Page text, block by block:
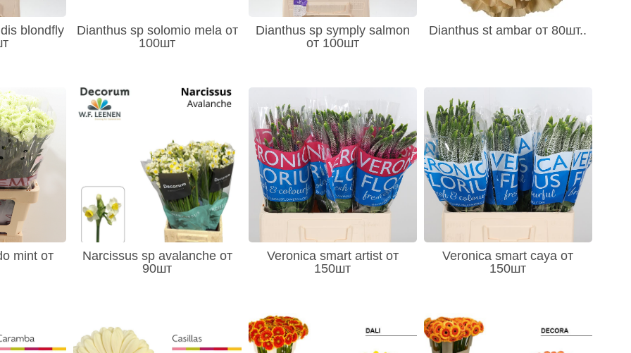
blondfly
Dianthus sp solomio mela от
100шт
Dianthus sp symply salmon
от 100шт
Dianthus st ambar от 80шт..
mint от
Narcissus sp avalanche от
90шт
Veronica smart artist от
150шт
Veronica smart caya от
150шт